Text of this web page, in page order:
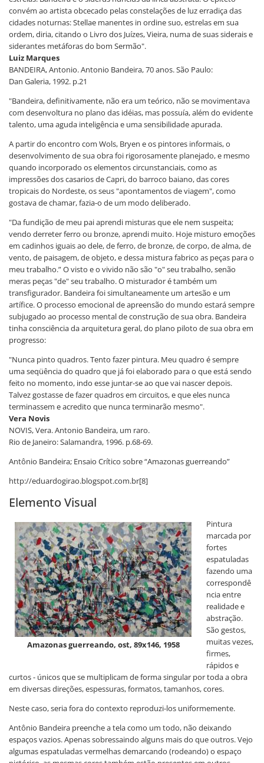
convém ao artista obcecado pelas constelações de luz erradiça das
cidades noturnas: Stellae manentes in ordine suo, estrelas em sua
ordem, diria, citando o Livro dos Juízes, Vieira, numa de suas siderais e
siderantes metáforas do bom Sermão".
Luiz Marques
BANDEIRA, Antonio. Antonio Bandeira, 70 anos. São Paulo:
Dan Galeria, 1992. p.21
"Bandeira, definitivamente, não era um teórico, não se movimentava
com desenvoltura no plano das idéias, mas possuía, além do evidente
talento, uma aguda inteligência e uma sensibilidade apurada.
A partir do encontro com Wols, Bryen e os pintores informais, o
desenvolvimento de sua obra foi rigorosamente planejado, e mesmo
quando incorporado os elementos circunstanciais, como as
impressões dos casarios de Capri, do barroco baiano, das cores
tropicais do Nordeste, os seus "apontamentos de viagem", como
gostava de chamar, fazia-o de um modo deliberado.
"Da fundição de meu pai aprendi misturas que ele nem suspeita;
vendo derreter ferro ou bronze, aprendi muito. Hoje misturo emoções
em cadinhos iguais ao dele, de ferro, de bronze, de corpo, de alma, de
vento, de paisagem, de objeto, e dessa mistura fabrico as peças para o
meu trabalho.” O visto e o vivido não são "o" seu trabalho, senão
meras peças "de" seu trabalho. O misturador é também um
transfigurador. Bandeira foi simultaneamente um artesão e um
artífice. O processo emocional de apreensão do mundo estará sempre
subjugado ao processo mental de construção de sua obra. Bandeira
tinha consciência da arquitetura geral, do plano piloto de sua obra em
progresso:
"Nunca pinto quadros. Tento fazer pintura. Meu quadro é sempre
uma seqüência do quadro que já foi elaborado para o que está sendo
feito no momento, indo esse juntar-se ao que vai nascer depois.
Talvez gostasse de fazer quadros em circuitos, e que eles nunca
terminassem e acredito que nunca terminarão mesmo".
Vera Novis
NOVIS, Vera. Antonio Bandeira, um raro.
Rio de Janeiro: Salamandra, 1996. p.68-69.
Antônio Bandeira; Ensaio Crítico sobre “Amazonas guerreando”
http://eduardogirao.blogspot.com.br[8]
Elemento Visual
Amazonas guerreando, ost, 89x146, 1958
Pintura
marcada por
fortes
espatuladas
fazendo uma
correspondê
ncia entre
realidade e
abstração.
São gestos,
muitas vezes,
firmes,
rápidos e
curtos - únicos que se multiplicam de forma singular por toda a obra
em diversas direções, espessuras, formatos, tamanhos, cores.
Neste caso, seria fora do contexto reproduzi-los uniformemente.
Antônio Bandeira preenche a tela como um todo, não deixando
espaços vazios. Apenas sobressaindo alguns mais do que outros. Vejo
algumas espatuladas vermelhas demarcando (rodeando) o espaço